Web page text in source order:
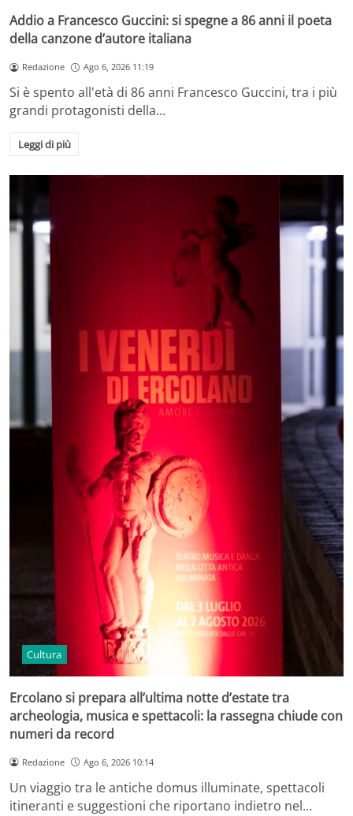
Addio a Francesco Guccini: si spegne a 86 anni il poeta
della canzone d’autore italiana
Redazione Ago 6, 2026 11:19
Si è spento all'età di 86 anni Francesco Guccini, tra i più
grandi protagonisti della…
Leggi di più
Cultura
Ercolano si prepara all’ultima notte d’estate tra
archeologia, musica e spettacoli: la rassegna chiude con
numeri da record
Redazione Ago 6, 2026 10:14
Un viaggio tra le antiche domus illuminate, spettacoli
itineranti e suggestioni che riportano indietro nel…